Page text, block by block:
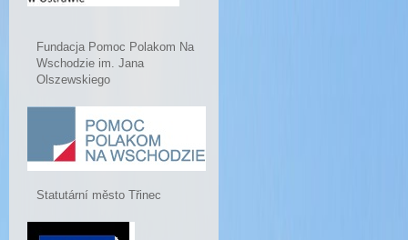
Fundacja Pomoc Polakom Na
Wschodzie im. Jana
Olszewskiego
Statutární město Třinec